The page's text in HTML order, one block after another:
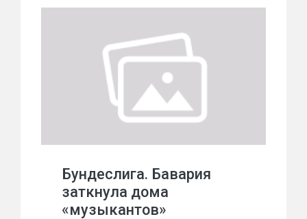
Бундеслига. Бавария
заткнула дома
«музыкантов»